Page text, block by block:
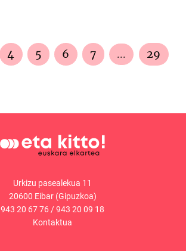
4 5 6 7 ... 29
Urkizu pasealekua 11
20600 Eibar (Gipuzkoa)
943 20 67 76/943 20 09 18
Kontaktua